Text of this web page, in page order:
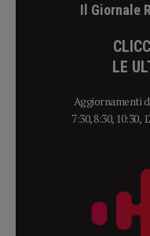
Il Giornale
LE
Aggiornamenti
7:30, 8:30, 10:30,